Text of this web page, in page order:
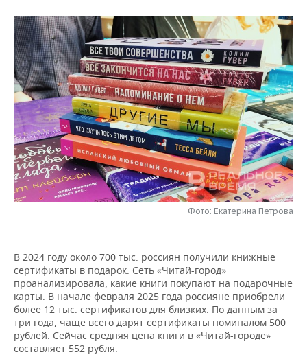
КОМУ ПРИНАДЛЕЖАТ
ТОРГОВЫЕ ЦЕНТРЫ
ТАТАРСТАНА
БЮДЖЕТ
ИНВЕСТИЦИИ
АГРОПРОМ
МАШИНОСТРОЕНИЕ
НЕФТЕХИМИЯ
НЕФТЬ
ОПК
ЭНЕРГЕТИКА
НОВОСТИ АВТО
БИЗНЕС
НОВОСТИ БИЗНЕСА
РОЗНИЧНАЯ ТОРГОВЛЯ
ТРАНСПОРТ
УСЛУГИ
ТЕХНОЛОГИИ
НОВОСТИ ТЕХНОЛОГИЙ
IT
МЕДИА
ТЕЛЕКОММУНИКАЦИИ
МЕРОПРИЯТИЯ
НОВОСТИ МЕРОПРИЯТИЙ
ВЫЕЗДНАЯ РЕДАКЦИЯ
БИЗНЕС-БРАНЧИ
ОТКРЫТАЯ ЛЕКЦИЯ
СПОРТ
НОВОСТИ СПОРТА
ФУТБОЛ
БАСКЕТБОЛ
ВОЛЕЙБОЛ
КИБЕРСПОРТ
ФИГУРНОЕ КАТАНИЕ
ОБЩЕСТВО
НОВОСТИ ОБЩЕСТВА
ИНФРАСТРУКТУРА
ИСТОРИЯ
КУЛЬТУРА
МЕДИЦИНА
ФОТОГАЛЕРЕЯ
СПРАВОЧНИК
СПИСОК ПЕРСОН
СПИСОК КОМПАНИЙ
ПОЛНАЯ ВЕРСИЯ
Фото: Екатерина Петрова
В 2024 году около 700 тыс. россиян получили книжные
сертификаты в подарок. Сеть «Читай-город»
проанализировала, какие книги покупают на подарочные
карты. В начале февраля 2025 года россияне приобрели
более 12 тыс. сертификатов для близких. По данным за
три года, чаще всего дарят сертификаты номиналом 500
рублей. Сейчас средняя цена книги в «Читай-городе»
составляет 552 рубля.